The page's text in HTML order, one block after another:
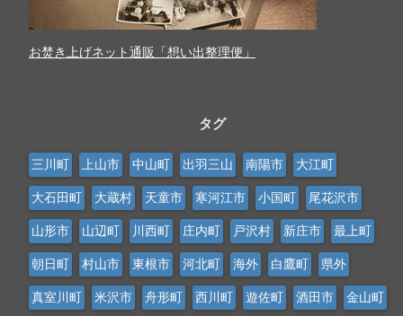
お焚き上げネット通販「想い出整理便」
タグ
三川町 上山市 中山町 出羽三山 南陽市 大江町
大石田町 大蔵村 天童市 寒河江市 小国町 尾花沢市
山形市 山辺町 川西町 庄内町 戸沢村 新庄市 最上町
朝日町 村山市 東根市 河北町 海外 白鷹町 県外
真室川町 米沢市 舟形町 西川町 遊佐町 酒田市 金山町